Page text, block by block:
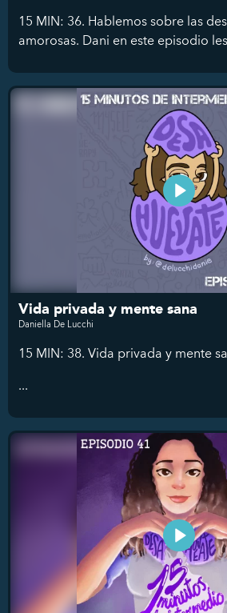
15 MIN: 36. Hablemos sobre las
amorosas. Dani en este episodio
Vida privada y mente sana
Daniella De Lucchi
15 MIN: 38. Vida privada y mente
...